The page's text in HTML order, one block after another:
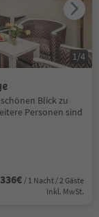
Blick zu
Personen sind
/ 1 Nacht / 2 Gäste
Inkl. MwSt.
1 /4